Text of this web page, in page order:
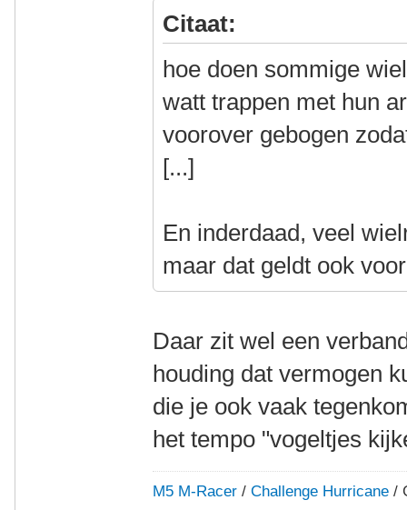
Citaat:
hoe doen sommige
watt trappen met hun
voorover gebogen
[...]
En inderdaad, veel
maar dat geldt ook
Daar zit wel een
houding dat vermogen
die je ook vaak
het tempo "vogeltjes
M5 M-Racer /Challenge Hurricane /